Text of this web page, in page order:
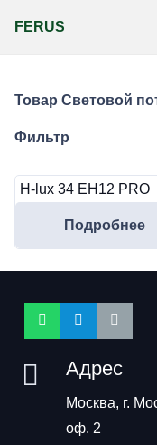
FERUS
Товар Световой
Фильтр
H-lux 34 EH12 PRO
Подробнее
Адрес
Москва, г.
оф. 2